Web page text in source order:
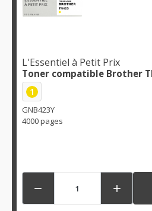
L'Essentiel à Petit Prix
Toner compatible Brother
1
GNB423Y
4000 pages
 